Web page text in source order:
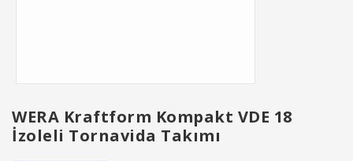
WERA Kraftform Kompakt VDE 18
İzoleli Tornavida Takımı